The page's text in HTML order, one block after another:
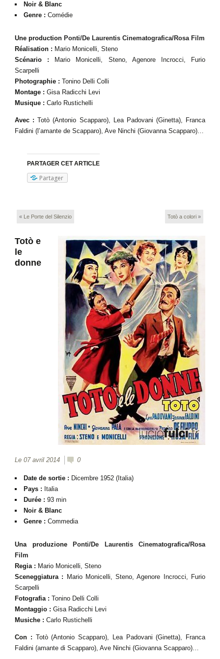
Noir & Blanc
Genre : Comédie
Une production Ponti/De Laurentis Cinematografica/Rosa Film
Réalisation : Mario Monicelli, Steno
Scénario : Mario Monicelli, Steno, Agenore Incrocci, Furio
Scarpelli
Photographie : Tonino Delli Colli
Montage : Gisa Radicchi Levi
Musique : Carlo Rustichelli
Avec : Totò (Antonio Scapparo), Lea Padovani (Ginetta), Franca
Faldini (l’amante de Scapparo), Ave Ninchi (Giovanna Scapparo)…
PARTAGER CET ARTICLE
Partager
« Le Porte del Silenzio Totò a colori »
Totò e
le
donne
Le 07 avril 2014 0
Date de sortie : Dicembre 1952 (Italia)
Pays : Italia
Durée : 93 min
Noir & Blanc
Genre : Commedia
Una produzione Ponti/De Laurentis Cinematografica/Rosa
Film
Regia : Mario Monicelli, Steno
Sceneggiatura : Mario Monicelli, Steno, Agenore Incrocci, Furio
Scarpelli
Fotografia : Tonino Delli Colli
Montaggio : Gisa Radicchi Levi
Musiche : Carlo Rustichelli
Con : Totò (Antonio Scapparo), Lea Padovani (Ginetta), Franca
Faldini (amante di Scapparo), Ave Ninchi (Giovanna Scapparo)…